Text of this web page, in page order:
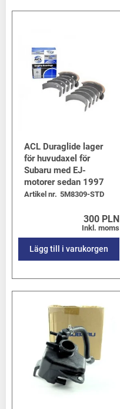
ACL Duraglide lager
för huvudaxel för
Subaru med EJ-
motorer sedan 1997
Artikel nr. 5M8309-STD
300 PLN
Inkl. moms
Lägg till i varukorgen